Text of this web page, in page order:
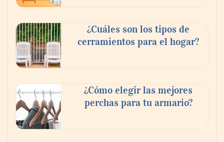
¿Cuáles son los tipos de
cerramientos para el hogar?
¿Cómo elegir las mejores
perchas para tu armario?